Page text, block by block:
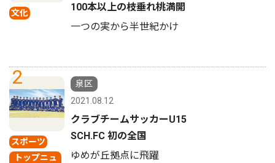
文化
100本以上の枝垂れ桃満開
一つの実から半世紀かけ
2
スポーツ
トップニュ
泉区
2021.08.12
クラブチームサッカーU15
SCH.FC 初の全国
ゆめが丘拠点に飛躍